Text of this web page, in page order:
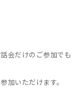
会だけのご参加でも
加いただけます。